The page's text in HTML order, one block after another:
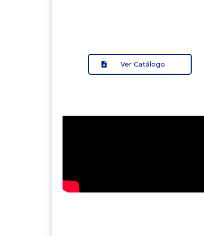
Ver Catálogo